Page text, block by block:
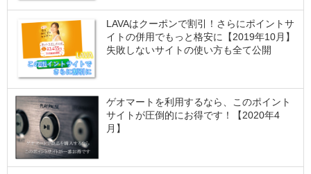
LAVAはクーポンで割引！さらにポイントサ
イトの併用でもっと格安に【2019年10月】
失敗しないサイトの使い方も全て公開
ゲオマートを利用するなら、このポイント
サイトが圧倒的にお得です！【2020年4
月】